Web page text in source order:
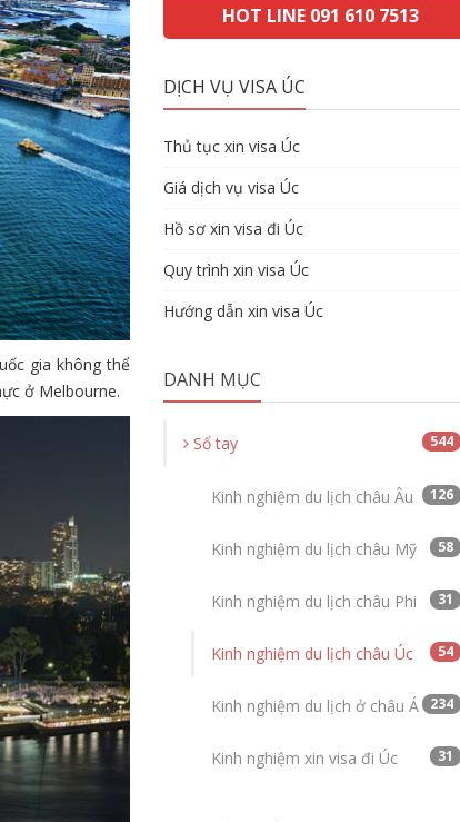
gia không thể
ở Melbourne.
HOT LINE 091 610 7513
DỊCH VỤ VISA ÚC
Thủ tục xin visa Úc
Giá dịch vụ visa Úc
Hồ sơ xin visa đi Úc
Quy trình xin visa Úc
Hướng dẫn xin visa Úc
DANH MỤC
Sổ tay 544
Kinh nghiệm du lịch châu Âu 126
Kinh nghiệm du lịch châu Mỹ 58
Kinh nghiệm du lịch châu Phi 31
Kinh nghiệm du lịch châu Úc 54
Kinh nghiệm du lịch ở châu Á 234
Kinh nghiệm xin visa đi Úc 31